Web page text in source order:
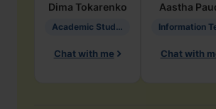
Dima Tokarenko
Academic Studies in Education
Chat with me
Aastha
Chat with